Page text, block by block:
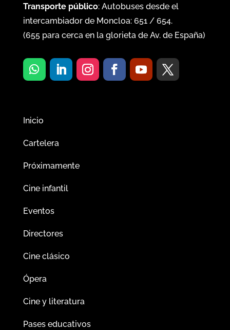
Transporte público: Autobuses desde el
intercambiador de Moncloa: 651/ 654.
(655para cerca en la glorieta de Av. de España)
Inicio
Cartelera
Próximamente
Cine infantil
Eventos
Directores
Cine clásico
Ópera
Cine y literatura
Pases educativos